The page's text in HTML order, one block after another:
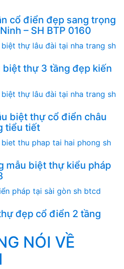
cổ điển đẹp sang trọng
– SH BTP 0160
biệt thự 3 tầng đẹp kiến
biệt thự cổ điển châu
tiểu tiết
mẫu biệt thự kiểu pháp
đẹp cổ điển 2 tầng
NÓI VỀ